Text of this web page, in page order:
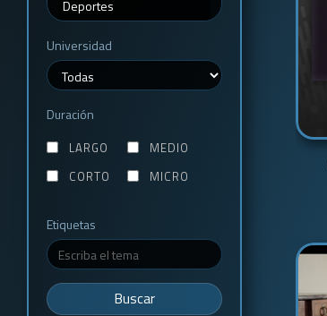
Universidad
Duración
LARGO
MEDIO
CORTO
MICRO
Etiquetas
Buscar